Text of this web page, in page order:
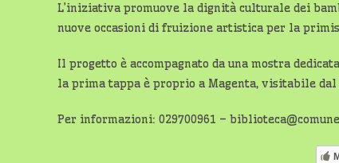
L’iniziativa promuove la dignità culturale dei
nuove occasioni di fruizione artistica per la
Il progetto è accompagnato da una mostra
la prima tappa è proprio a Magenta, visitabile dal
Per informazioni: 029700961 –